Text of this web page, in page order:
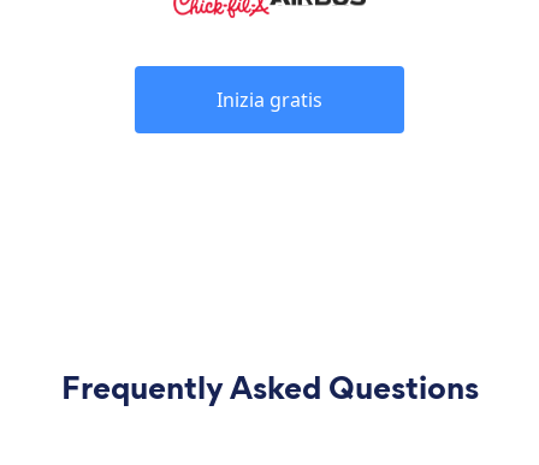
Inizia gratis
Frequently Asked Questions